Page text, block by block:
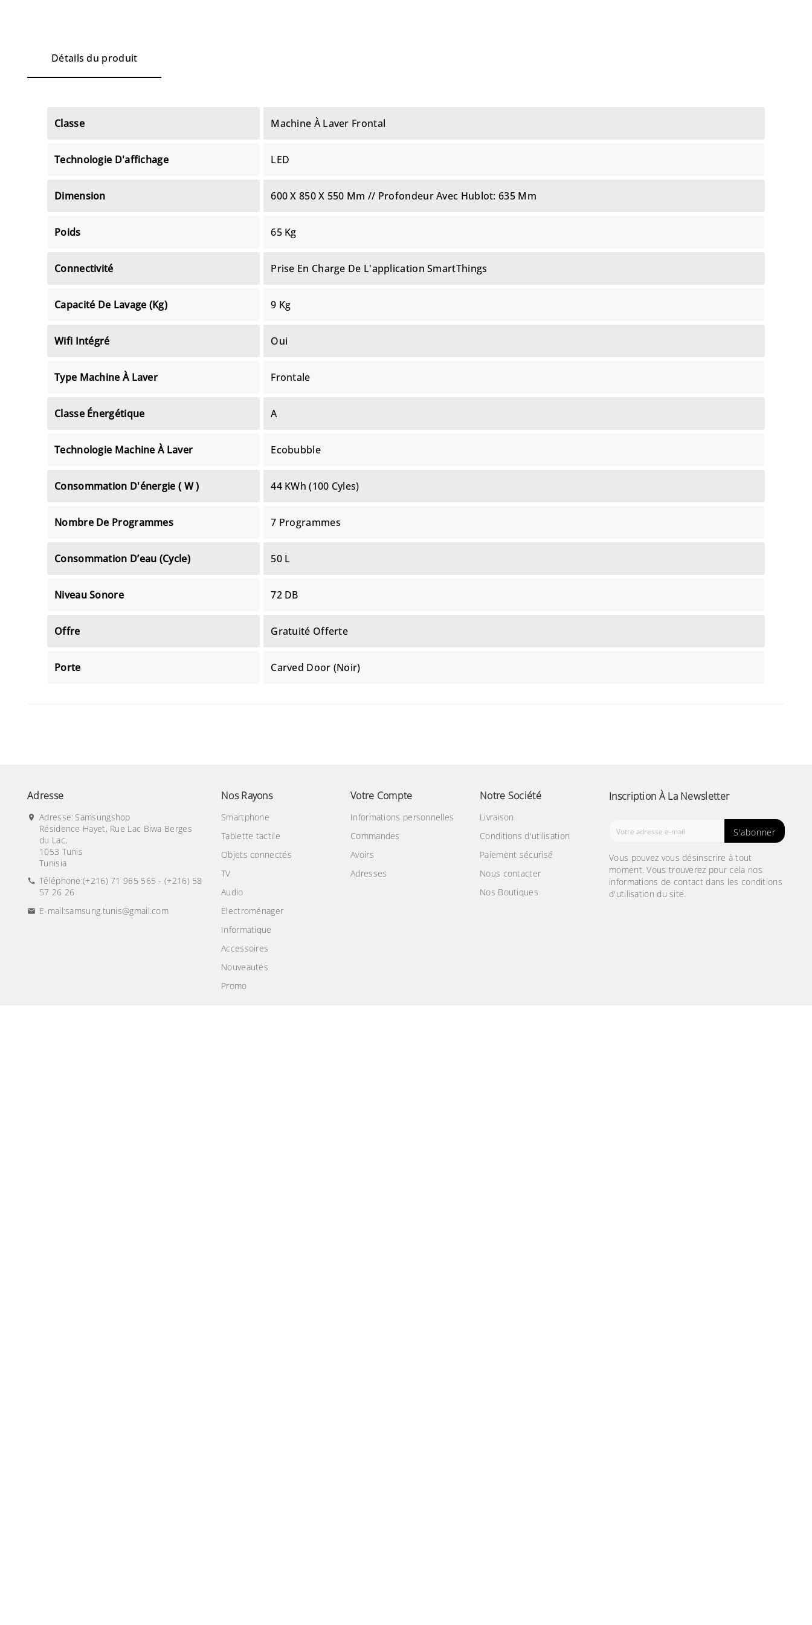
Détails du produit
Classe Machine À Laver Frontal
Technologie D'affichage LED
Dimension 600 X 850 X 550 Mm // Profondeur Avec Hublot: 635 Mm
Poids 65 Kg
Connectivité Prise En Charge De L'application SmartThings
Capacité De Lavage (Kg) 9 Kg
Wifi Intégré Oui
Type Machine À Laver Frontale
Classe Énergétique A
Technologie Machine À Laver Ecobubble
Consommation D'énergie ( W ) 44 KWh (100 Cyles)
Nombre De Programmes 7 Programmes
Consommation D’eau (cycle) 50 L
Niveau Sonore 72 DB
Offre Gratuité Offerte
Porte Carved Door (Noir)
Adresse
Adresse: Samsungshop
Résidence Hayet, Rue Lac Biwa Berges
du Lac,
1053 Tunis
Tunisia
Téléphone:(+216) 71 965 565 - (+216) 58
57 26 26
E-mail:samsung.tunis@gmail.com
Nos Rayons
Smartphone
Tablette tactile
Objets connectés
TV
Audio
Electroménager
Informatique
Accessoires
Nouveautés
Promo
Votre Compte
Informations personnelles
Commandes
Avoirs
Adresses
Notre Société
Livraison
Conditions d'utilisation
Paiement sécurisé
Nous contacter
Nos Boutiques
Inscription À La Newsletter
S'abonner
Vous pouvez vous désinscrire à tout
moment. Vous trouverez pour cela nos
informations de contact dans les conditions
d'utilisation du site.